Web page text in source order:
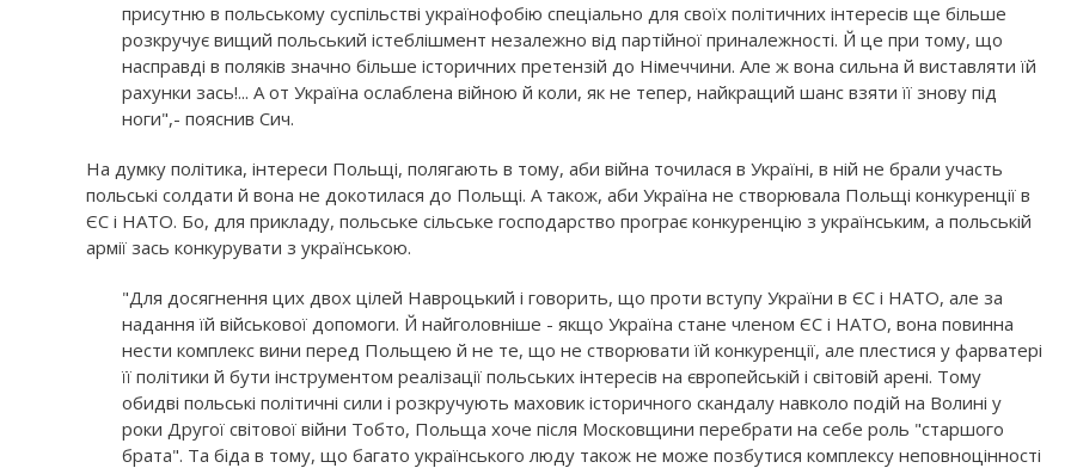
присутню в польському суспільстві українофобію спеціально для своїх політичних інтересів ще більше
розкручує вищий польський істеблішмент незалежно від партійної приналежності. Й це при тому, що
насправді в поляків значно більше історичних претензій до Німеччини. Але ж вона сильна й виставляти їй
рахунки зась!... А от Україна ослаблена війною й коли, як не тепер, найкращий шанс взяти її знову під
ноги",- пояснив Сич.
На думку політика, інтереси Польщі, полягають в тому, аби війна точилася в Україні, в ній не брали участь
польські солдати й вона не докотилася до Польщі. А також, аби Україна не створювала Польщі конкуренції в
ЄС і НАТО. Бо, для прикладу, польське сільське господарство програє конкуренцію з українським, а польській
армії зась конкурувати з українською.
"Для досягнення цих двох цілей Навроцький і говорить, що проти вступу України в ЄС і НАТО, але за
надання їй військової допомоги. Й найголовніше - якщо Україна стане членом ЄС і НАТО, вона повинна
нести комплекс вини перед Польщею й не те, що не створювати їй конкуренції, але плестися у фарватері
її політики й бути інструментом реалізації польських інтересів на європейській і світовій арені. Тому
обидві польські політичні сили і розкручують маховик історичного скандалу навколо подій на Волині у
роки Другої світової війни Тобто, Польща хоче після Московщини перебрати на себе роль "старшого
брата". Та біда в тому, що багато українського люду також не може позбутися комплексу неповноцінності